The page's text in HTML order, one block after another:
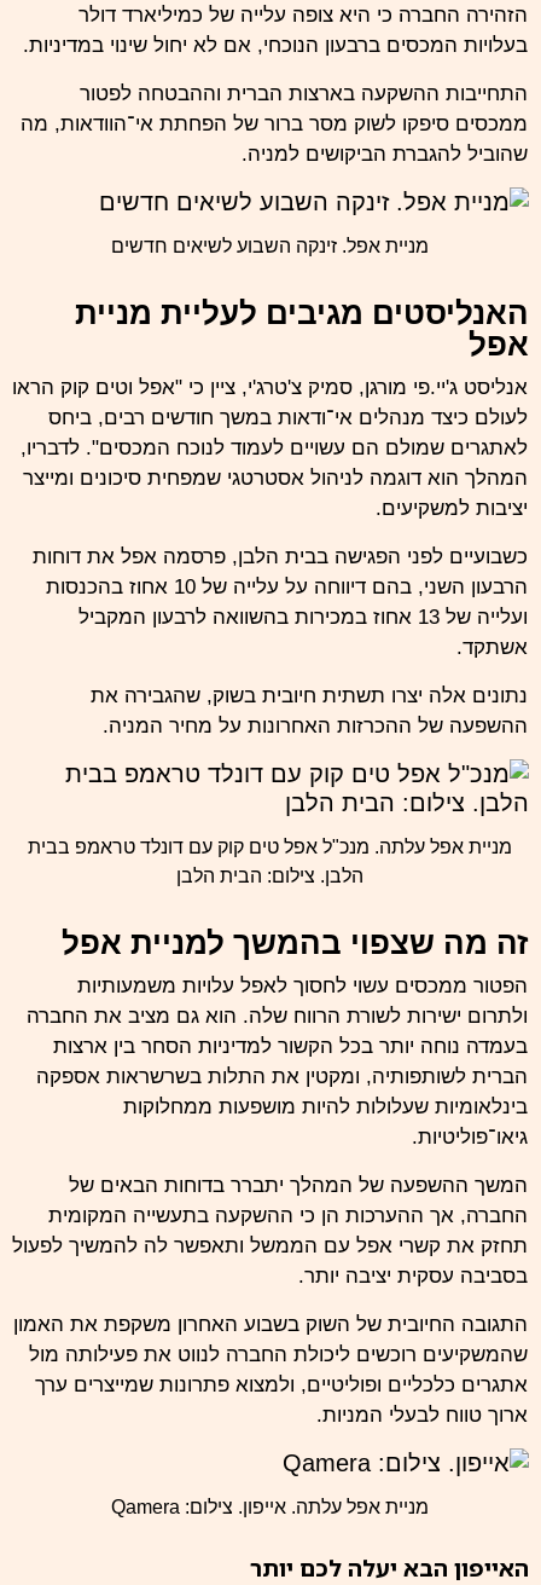
הזהירה החברה כי היא צופה עלייה של כמיליארד דולר
בעלויות המכסים ברבעון הנוכחי, אם לא יחול שינוי במדיניות.
התחייבות ההשקעה בארצות הברית וההבטחה לפטור
ממכסים סיפקו לשוק מסר ברור של הפחתת אי־הוודאות, מה
שהוביל להגברת הביקושים למניה.
מניית אפל. זינקה השבוע לשיאים חדשים
האנליסטים מגיבים לעליית מניית
אפל
אנליסט ג'יי.פי מורגן, סמיק צ'טרג'י, ציין כי "אפל וטים קוק הראו
לעולם כיצד מנהלים אי־ודאות במשך חודשים רבים, ביחס
לאתגרים שמולם הם עשויים לעמוד לנוכח המכסים". לדבריו,
המהלך הוא דוגמה לניהול אסטרטגי שמפחית סיכונים ומייצר
יציבות למשקיעים.
כשבועיים לפני הפגישה בבית הלבן, פרסמה אפל את דוחות
הרבעון השני, בהם דיווחה על עלייה של 10 אחוז בהכנסות
ועלייה של 13 אחוז במכירות בהשוואה לרבעון המקביל
אשתקד.
נתונים אלה יצרו תשתית חיובית בשוק, שהגבירה את
ההשפעה של ההכרזות האחרונות על מחיר המניה.
מניית אפל עלתה. מנכ"ל אפל טים קוק עם דונלד טראמפ בבית
הלבן. צילום: הבית הלבן
זה מה שצפוי בהמשך למניית אפל
הפטור ממכסים עשוי לחסוך לאפל עלויות משמעותיות
ולתרום ישירות לשורת הרווח שלה. הוא גם מציב את החברה
בעמדה נוחה יותר בכל הקשור למדיניות הסחר בין ארצות
הברית לשותפותיה, ומקטין את התלות בשרשראות אספקה
בינלאומיות שעלולות להיות מושפעות ממחלוקות
גיאו־פוליטיות.
המשך ההשפעה של המהלך יתברר בדוחות הבאים של
החברה, אך ההערכות הן כי ההשקעה בתעשייה המקומית
תחזק את קשרי אפל עם הממשל ותאפשר לה להמשיך לפעול
בסביבה עסקית יציבה יותר.
התגובה החיובית של השוק בשבוע האחרון משקפת את האמון
שהמשקיעים רוכשים ליכולת החברה לנווט את פעילותה מול
אתגרים כלכליים ופוליטיים, ולמצוא פתרונות שמייצרים ערך
ארוך טווח לבעלי המניות.
מניית אפל עלתה. אייפון. צילום: Qamera
האייפון הבא יעלה לכם יותר